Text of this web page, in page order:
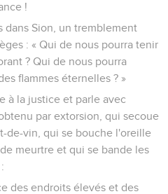
!
dans Sion, un tremblement
: « Qui de nous pourra tenir
? Qui de nous pourra
flammes éternelles ? »
à la justice et parle avec
par extorsion, qui secoue
de-vin, qui se bouche l'oreille
meurtre et qui se bande les
des endroits élevés et des